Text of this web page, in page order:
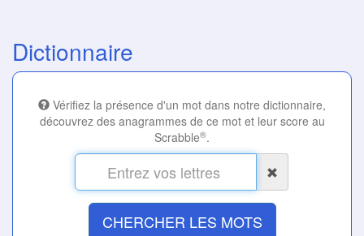
Dictionnaire
Vérifiez la présence d'un mot dans notre dictionnaire,
découvrez des anagrammes de ce mot et leur score au
Scrabble®.
CHERCHER LES MOTS